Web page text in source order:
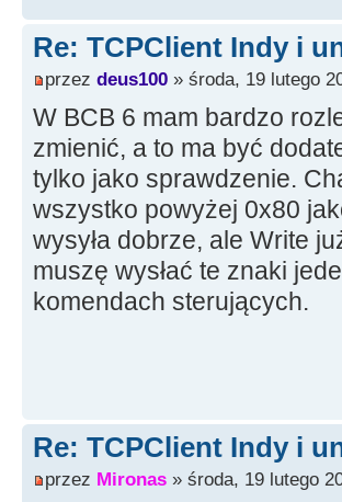
Re: TCPClient Indy i
przez deus100 » środa, 19 lutego
W BCB 6 mam bardzo
zmienić, a to ma być
tylko jako sprawdzenie.
wszystko powyżej 0x80
wysyła dobrze, ale Write
muszę wysłać te znaki
komendach sterujących.
Re: TCPClient Indy i
przez Mironas » środa, 19 lutego